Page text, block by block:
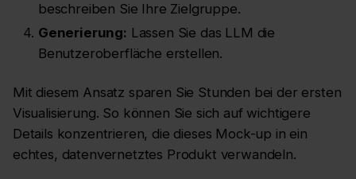
beschreiben Sie Ihre Zielgruppe.
Generierung: Lassen Sie das LLM die
Benutzeroberfläche erstellen.
Mit diesem Ansatz sparen Sie Stunden bei der ersten
Visualisierung. So können Sie sich auf wichtigere
Details konzentrieren, die dieses Mock-up in ein
echtes, datenvernetztes Produkt verwandeln.